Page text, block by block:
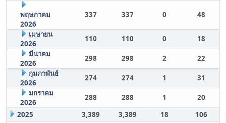
พฤษภาคม
2026
337 337 0 48
เมษายน
2026
110 110 0
18
มีนาคม
2026
298 298 2
22
กุมภาพันธ์
2026
274 274 1
31
มกราคม
2026
288 288 1
20
2025
3,389 3,389 18 106